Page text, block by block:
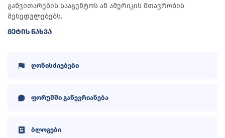
განვითარების სააგენტოს ან ამერიკის მთავრობის
შეხედულებებს.
ᲛᲔᲢᲘᲡ ᲜᲐᲮᲕᲐ
ღონისძიებები
ფორუმში გაწევრიანება
ბლოგები